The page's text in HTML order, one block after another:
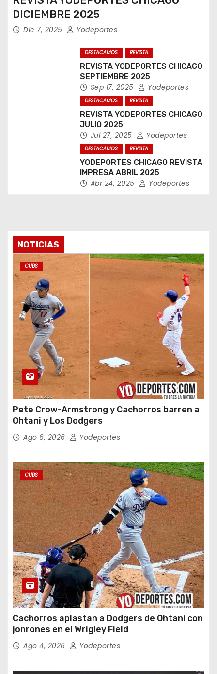
DICIEMBRE 2025
Dic 7, 2025 Yodeportes
DESTACAMOS REVISTA
REVISTA YODEPORTES CHICAGO
SEPTIEMBRE 2025
Sep 17, 2025 Yodeportes
DESTACAMOS REVISTA
REVISTA YODEPORTES CHICAGO
JULIO 2025
Jul 27, 2025 Yodeportes
DESTACAMOS REVISTA
YODEPORTES CHICAGO REVISTA
IMPRESA ABRIL 2025
Abr 24, 2025 Yodeportes
NOTICIAS
CUBS
Pete Crow-Armstrong y Cachorros barren a
Ohtani y Los Dodgers
Ago 6, 2026 Yodeportes
CUBS
Cachorros aplastan a Dodgers de Ohtani con
jonrones en el Wrigley Field
Ago 4, 2026 Yodeportes